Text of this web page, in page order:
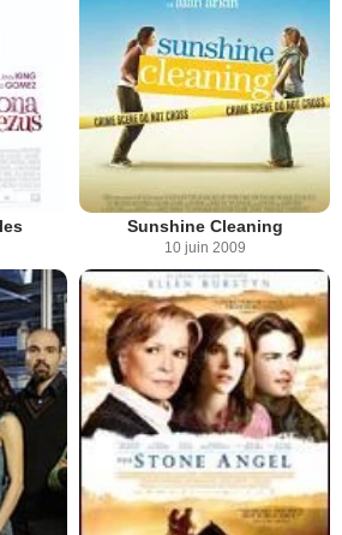
Sunshine Cleaning
10 juin 2009